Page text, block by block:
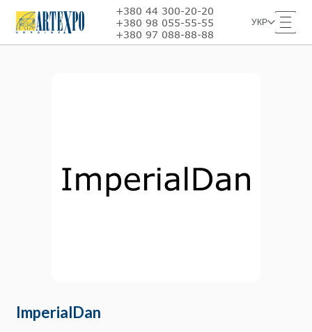
+380 44 300-20-20
+380 98 055-55-55
+380 97 088-88-88
УКР
ImperialDan